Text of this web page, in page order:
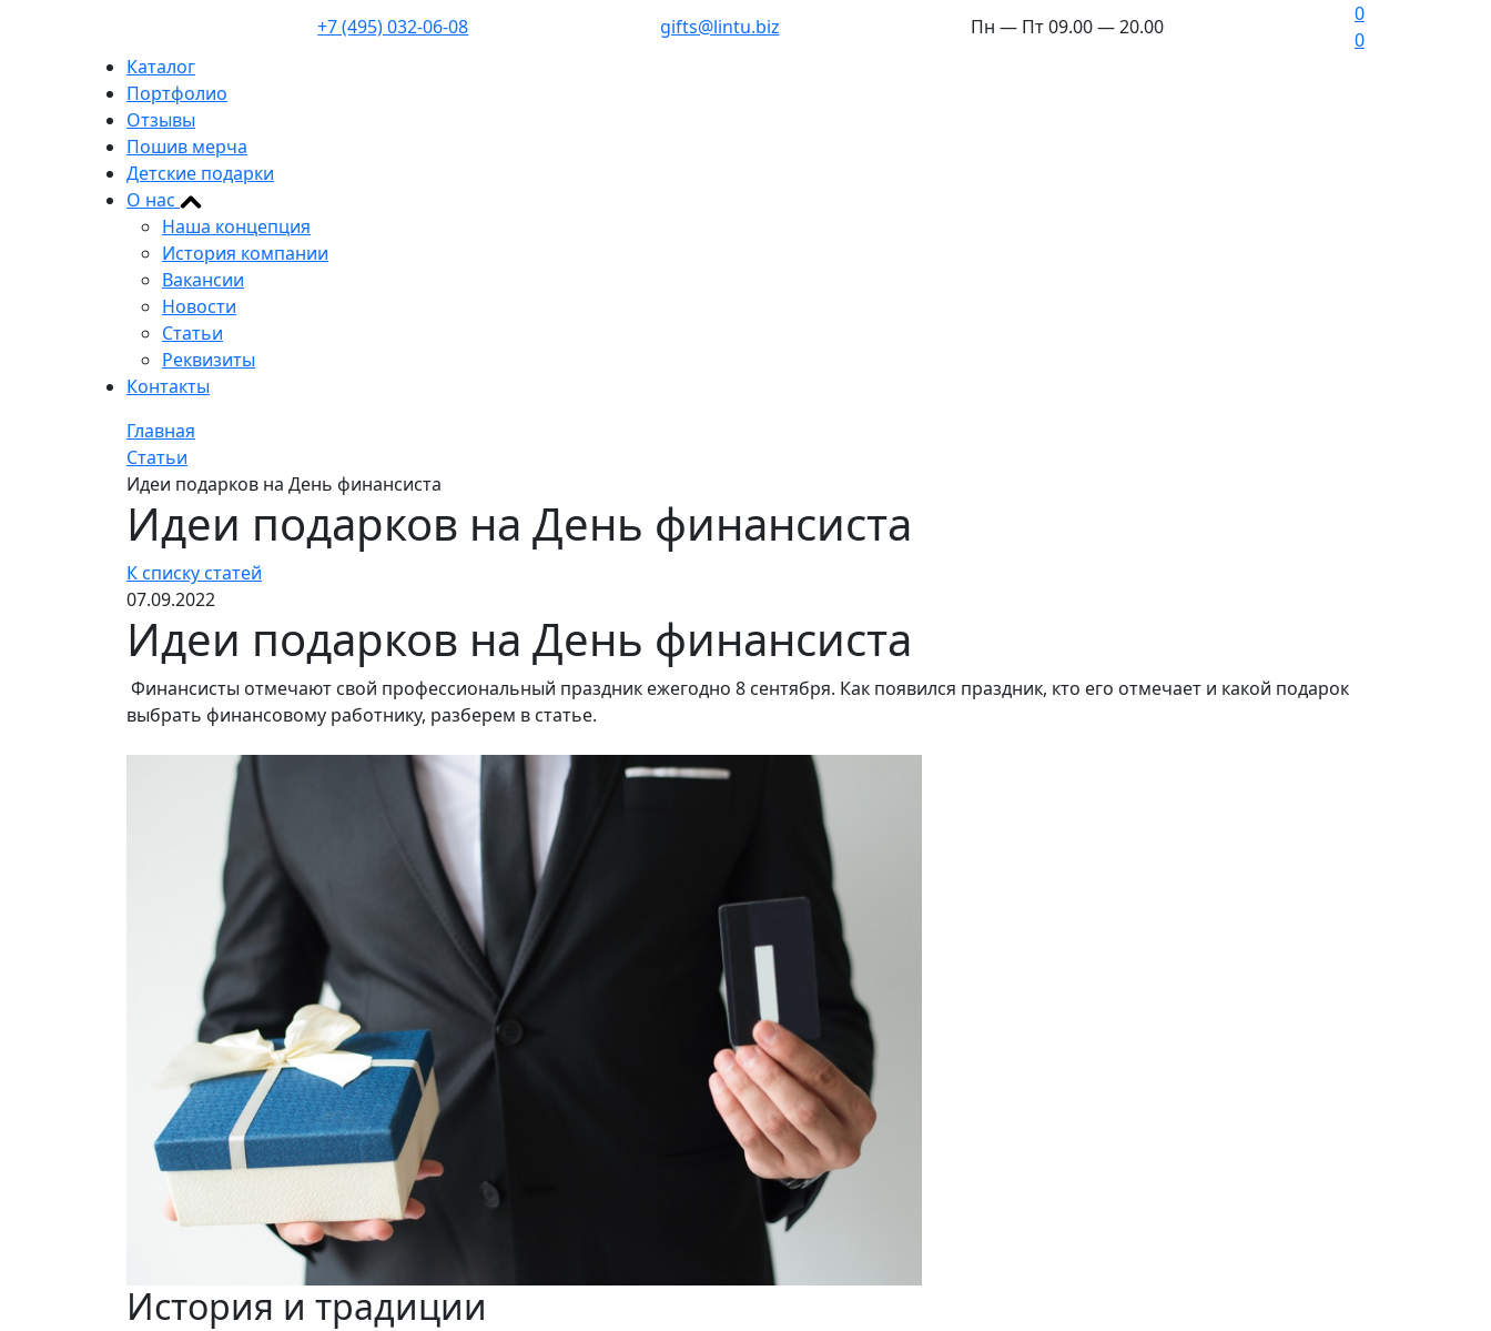
+7 (495) 032-06-08 gifts@lintu.biz Пн — Пт 09.00 — 20.00
0
0
Каталог
Портфолио
Отзывы
Пошив мерча
Детские подарки
О нас
Наша концепция
История компании
Вакансии
Новости
Статьи
Реквизиты
Контакты
Главная
Статьи
Идеи подарков на День финансиста
Идеи подарков на День финансиста
К списку статей
07.09.2022
Идеи подарков на День финансиста
Финансисты отмечают свой профессиональный праздник ежегодно 8 сентября. Как появился праздник, кто его отмечает и какой подарок
выбрать финансовому работнику, разберем в статье.
История и традиции